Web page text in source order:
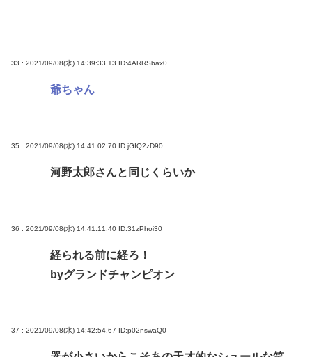
33 : 2021/09/08(水) 14:39:33.13 ID:4ARRSbax0
爺ちゃん
35 : 2021/09/08(水) 14:41:02.70 ID:jGIQ2zD90
河野太郎さんと同じくらいか
36 : 2021/09/08(水) 14:41:11.40 ID:31zPhoi30
経られる前に経ろ！
byグランドチャンピオン
37 : 2021/09/08(水) 14:42:54.67 ID:p02nswaQ0